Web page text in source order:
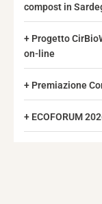
compost in
Progetto
on-line
Premiazione
ECOFORUM